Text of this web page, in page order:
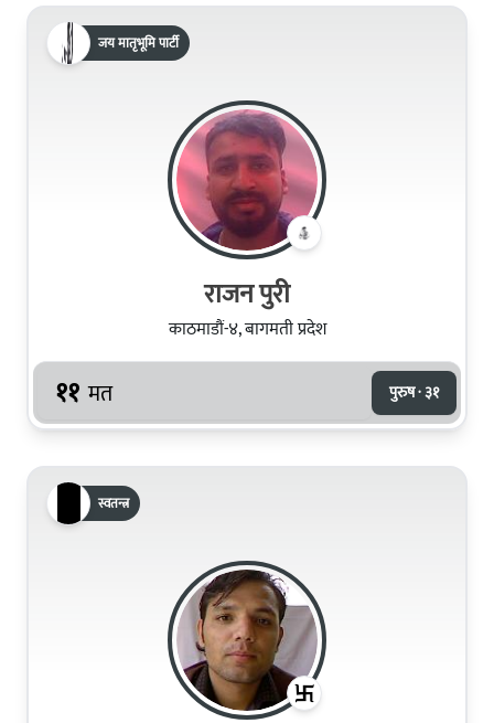
जय मातृभूमि पार्टी
राजन पुरी
काठमाडौं-४, बागमती प्रदेश
११ मत पुरुष · ३१
स्वतन्त्र